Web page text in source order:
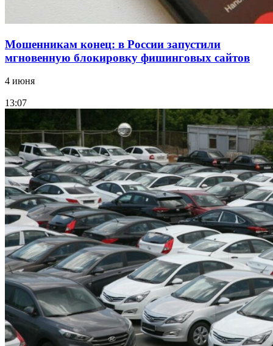
Мошенникам конец: в России запустили
мгновенную блокировку фишинговых сайтов
4 июня
13:07